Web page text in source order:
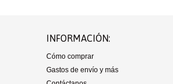
INFORMACIÓN:
Cómo comprar
Gastos de envío y más